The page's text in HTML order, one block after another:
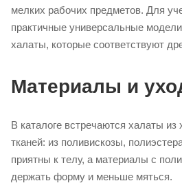
мелких рабочих предметов. Для
практичные универсальные
халаты, которые соответствуют
Материалы и
В каталоге встречаются халаты
тканей: из поливискозы,
приятны к телу, а материалы с
держать форму и меньше мяться.